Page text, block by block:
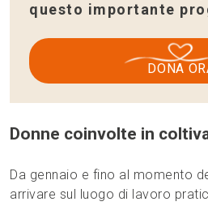
questo importante
DONA
Donne coinvolte in
Da gennaio e fino al momento
arrivare sul luogo di lavoro